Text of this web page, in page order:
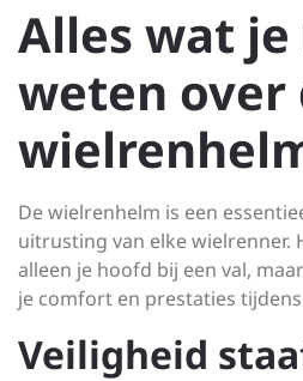
Alles wat
weten over
De wielrenhelm is een
uitrusting van elke wielrenner.
alleen je hoofd bij een val,
je comfort en prestaties
Veiligheid